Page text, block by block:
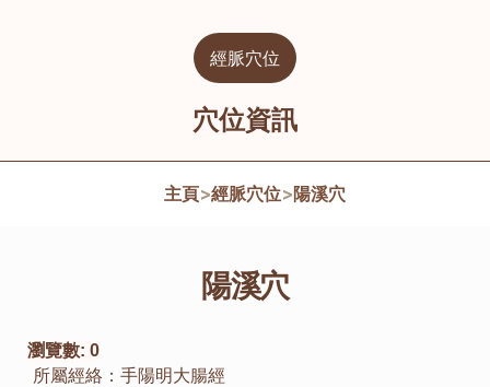
經脈穴位
穴位資訊
主頁>經脈穴位>陽溪穴
陽溪穴
瀏覽數: 0
所屬經絡： 手陽明大腸經